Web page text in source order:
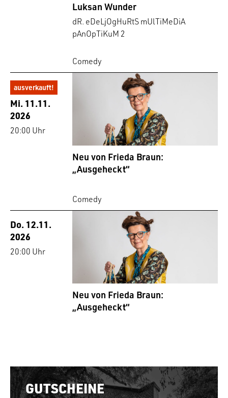
Luksan Wunder
dR. eDeLjOgHuRtS mUlTiMeDiA
pAnOpTiKuM 2
Comedy
ausverkauft!
Mi. 11.11.
2026
20:00 Uhr
Neu von Frieda Braun:
„Ausgeheckt“
Comedy
Do. 12.11.
2026
20:00 Uhr
Neu von Frieda Braun:
„Ausgeheckt“
GUTSCHEINE